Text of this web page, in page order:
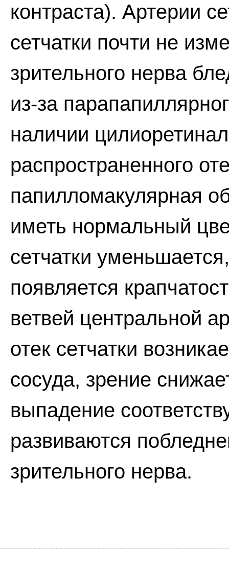
контраста). Артерии
сетчатки почти не
зрительного нерва
из-за
наличии
распространенного
папилломакулярная
иметь нормальный
сетчатки
появляется
ветвей центральной
отек сетчатки
сосуда, зрение
выпадение
развиваются
зрительного нерва.